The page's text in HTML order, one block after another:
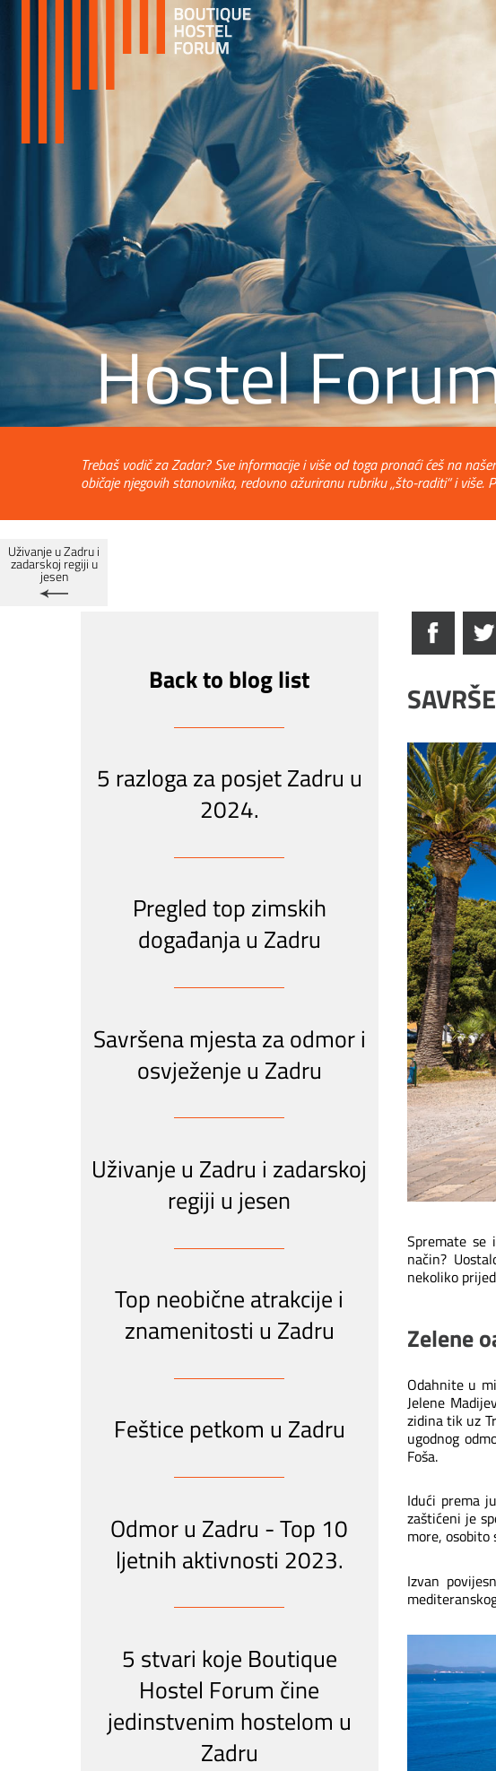
Hostel
Trebaš vodič za Zadar? Sve informacije i više od toga pronaći ćeš na
običaje njegovih stanovnika, redovno ažuriranu rubriku „što-raditi“ i
Uživanje u Zadru i
zadarskoj regiji u
jesen
Back to blog list
5 razloga za posjet Zadru u
2024.
Pregled top zimskih
događanja u Zadru
Savršena mjesta za odmor i
osvježenje u Zadru
Uživanje u Zadru i zadarskoj
regiji u jesen
Top neobične atrakcije i
znamenitosti u Zadru
Feštice petkom u Zadru
Odmor u Zadru - Top 10
ljetnih aktivnosti 2023.
5 stvari koje Boutique
Hostel Forum čine
jedinstvenim hostelom u
Zadru
Spremate
način?
nekoliko
Zelene
Odahnite u
Jelene
zidina tik uz
ugodnog
Foša.
Idući prema
zaštićeni je
more, osobito
Izvan